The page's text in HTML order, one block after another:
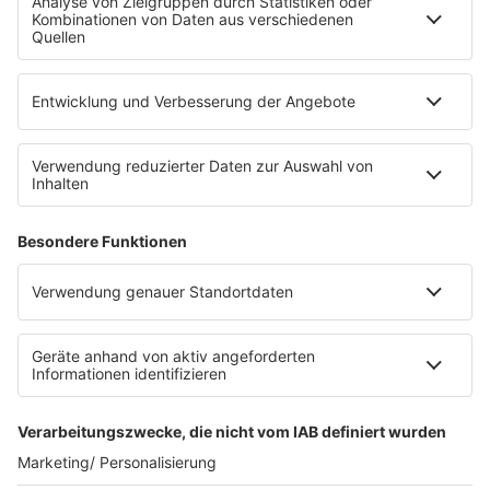
Die Uniklinik Tübingen hat ein neues Fahrradparkhaus
eröffnet. Direkt an der Medizinischen Klinik bietet es
E-Bikes über eine Photovoltaikanlage auf dem …
Impressum
Datenschutzerklärung
Datenschutzeinstellungen